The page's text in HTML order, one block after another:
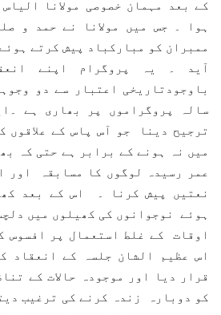
کے بعد مہمان خصوصی مولانا
ہوا ۔ جس میں مولانا نے حمد و
ممبران کو مبارکباد پیش کرتے
آید ۔ یہ پروگرام اپنے
باوجودتاریخی اعتبار سے دو
سالہ پروگراموں پر بھاری ہے
ترجیح دینا جو آس پاس کے علاقوں
میں نہ ہونے کے برابر ہے حتی کہ
عمر رسیدہ لوگوں کا مسابقہ اور
نعتیں پیش کرنا ۔ اس کے بعد
ہوئے نوجوانوں کی کھیلوں میں
اوقات کے غلط استعمال پر
اس عظیم الشان جلسہ کے انعقاد
قرار دیا اور موجودہ حالات کے
کو دوبارہ زندہ کرنے کی ترغیب